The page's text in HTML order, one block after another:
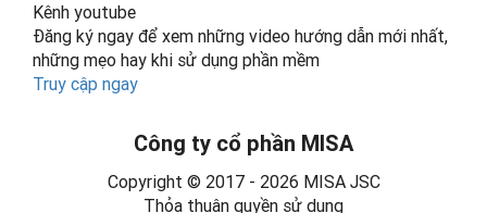
Kênh youtube
Đăng ký ngay để xem những video hướng dẫn mới nhất,
những mẹo hay khi sử dụng phần mềm
Truy cập ngay
Công ty cổ phần MISA
Copyright © 2017 - 2026 MISA JSC
Thỏa thuận quyền sử dụng